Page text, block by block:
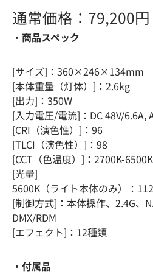
通常価格：79,200円
・商品スペック
[サイズ]​：360×246×134mm
[本体重量（灯体）]：2.6kg​
[出力]​：350W​
[入力電圧/電流]​：DC 48V/6.6A,
[CRI（演色性）]：96
[TLCI（演色性）]​：​98
[CCT（色温度）]​：2700K-6500K​
[光量]
5600K（ライト本体のみ）：
[制御方式]：本体操作、2.4G、
DMX/RDM
[エフェクト]：12種類
・付属品